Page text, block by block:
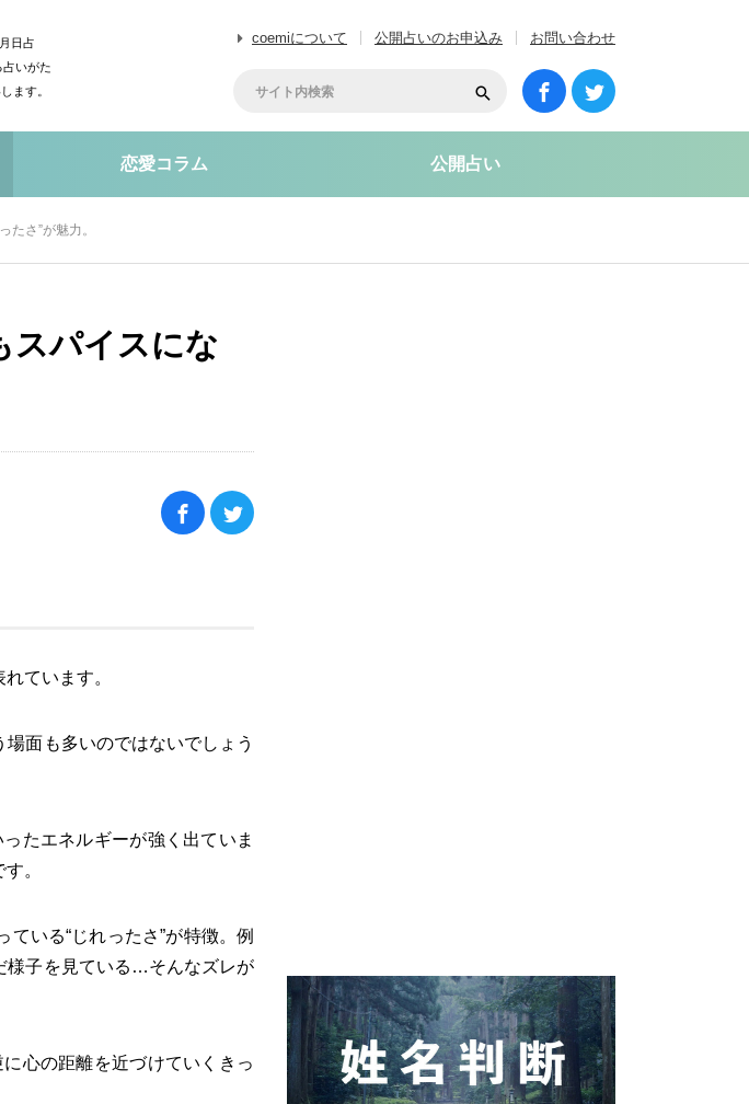
日占
いがた
ます。
coemiについて 公開占いのお申込み お問い合わせ
恋愛コラム 公開占い
さ”が魅力。
スパイスにな
ています。
面も多いのではないでしょう
たエネルギーが強く出ていま
。
いる“じれったさ”が特徴。例
様子を見ている…そんなズレが
心の距離を近づけていくきっ